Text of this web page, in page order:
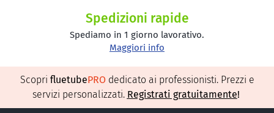
Spedizioni rapide
Spediamo in 1 giorno lavorativo.
Maggiori info
Scopri fluetubePRO dedicato ai professionisti. Prezzi e
servizi personalizzati. Registrati gratuitamente!